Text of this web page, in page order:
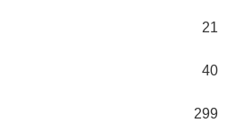
21
40
299